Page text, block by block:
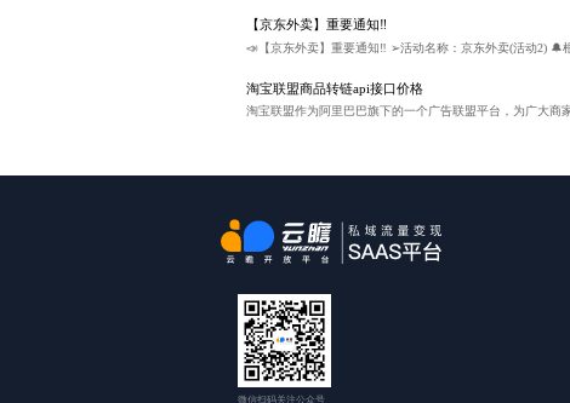
【京东外卖】重要通知‼
淘宝联盟商品转链api接口价格
微信扫码关注公众号